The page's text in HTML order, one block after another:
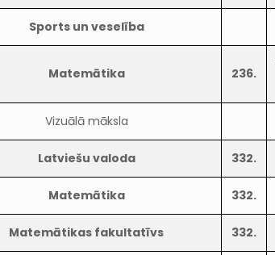
Sports un veselība
Matemātika 236.
Vizuālā māksla
Latviešu valoda 332.
Matemātika 332.
Matemātikas fakultatīvs 332.